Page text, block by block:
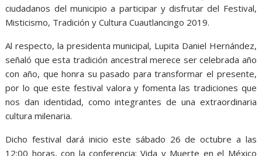
ciudadanos del municipio a participar y disfrutar del Festival,
Misticismo, Tradición y Cultura Cuautlancingo 2019.
Al respecto, la presidenta municipal, Lupita Daniel Hernández,
señaló que esta tradición ancestral merece ser celebrada año
con año, que honra su pasado para transformar el presente,
por lo que este festival valora y fomenta las tradiciones que
nos dan identidad, como integrantes de una extraordinaria
cultura milenaria.
Dicho festival dará inicio este sábado 26 de octubre a las
12:00 horas, con la conferencia: Vida y Muerte en el México